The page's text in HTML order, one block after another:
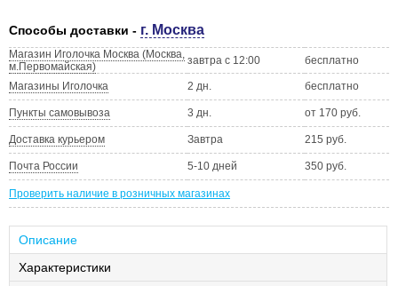
Способы доставки - г. Москва
Магазин Иголочка Москва (Москва,
м.Первомайская)
завтра с 12:00 бесплатно
Магазины Иголочка 2 дн. бесплатно
Пункты самовывоза 3 дн. от 170 руб.
Доставка курьером Завтра 215 руб.
Почта России 5-10 дней 350 руб.
Проверить наличие в розничных магазинах
Описание
Характеристики